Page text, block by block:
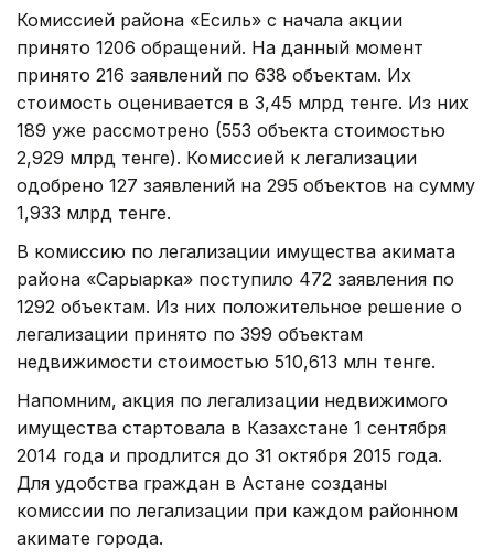
Комиссией района «Есиль» с начала акции
принято 1206 обращений. На данный момент
принято 216 заявлений по 638 объектам. Их
стоимость оценивается в 3,45 млрд тенге. Из них
189 уже рассмотрено (553 объекта стоимостью
2,929 млрд тенге). Комиссией к легализации
одобрено 127 заявлений на 295 объектов на сумму
1,933 млрд тенге.
В комиссию по легализации имущества акимата
района «Сарыарка» поступило 472 заявления по
1292 объектам. Из них положительное решение о
легализации принято по 399 объектам
недвижимости стоимостью 510,613 млн тенге.
Напомним, акция по легализации недвижимого
имущества стартовала в Казахстане 1 сентября
2014 года и продлится до 31 октября 2015 года.
Для удобства граждан в Астане созданы
комиссии по легализации при каждом районном
акимате города.